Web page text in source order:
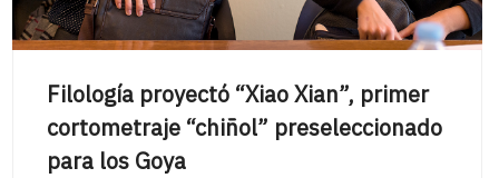
Filología proyectó “Xiao Xian”, primer
cortometraje “chiñol” preseleccionado
para los Goya